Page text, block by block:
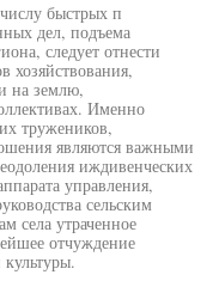
быстрых п
дел, подъема
следует отнести
хозяйствования,
на землю,
Именно
тружеников,
являются важными
иждивенческих
управления,
сельским
села утраченное
отчуждение